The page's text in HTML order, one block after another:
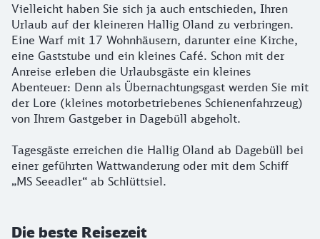
Vielleicht haben Sie sich ja auch entschieden, Ihren
Urlaub auf der kleineren Hallig Oland zu verbringen.
Eine Warf mit 17 Wohnhäusern, darunter eine Kirche,
eine Gaststube und ein kleines Café. Schon mit der
Anreise erleben die Urlaubsgäste ein kleines
Abenteuer: Denn als Übernachtungsgast werden Sie mit
der Lore (kleines motorbetriebenes Schienenfahrzeug)
von Ihrem Gastgeber in Dagebüll abgeholt.
Tagesgäste erreichen die Hallig Oland ab Dagebüll bei
einer geführten Wattwanderung oder mit dem Schiff
„MS Seeadler“ ab Schlüttsiel.
Die beste Reisezeit